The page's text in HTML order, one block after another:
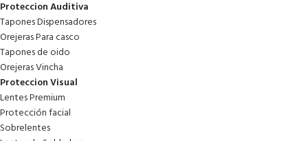
Proteccion Auditiva
Tapones Dispensadores
Orejeras Para casco
Tapones de oido
Orejeras Vincha
Proteccion Visual
Lentes Premium
Protección facial
Sobrelentes